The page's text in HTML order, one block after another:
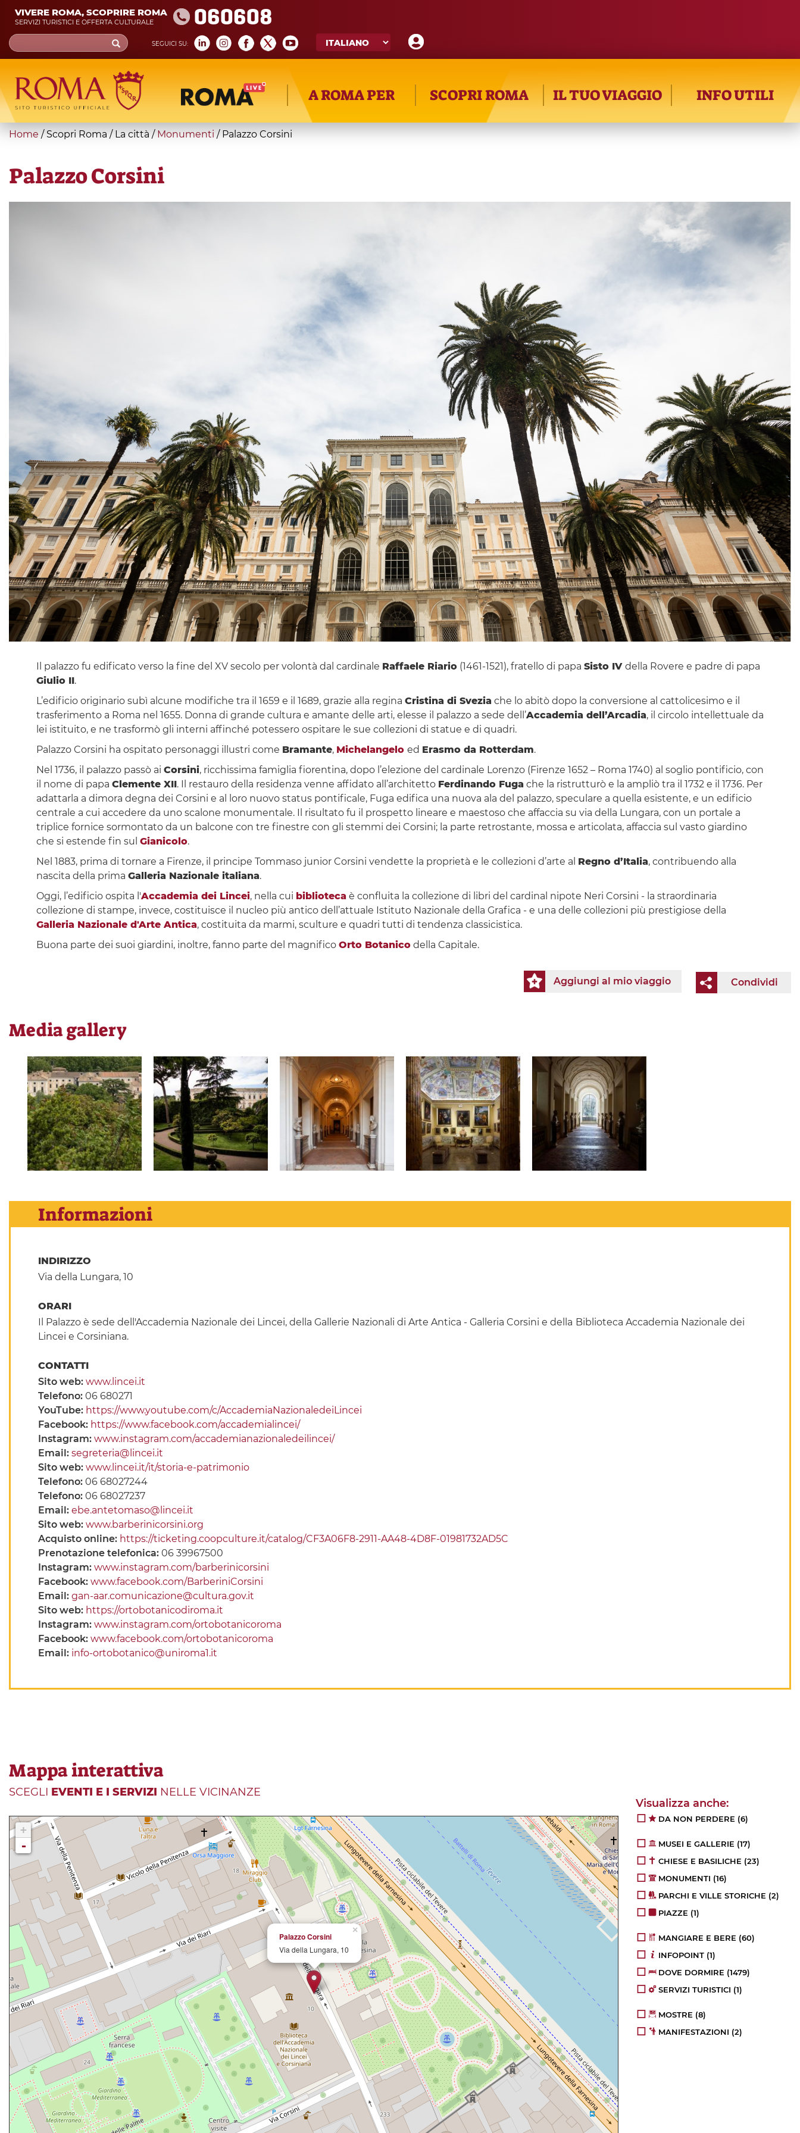
Skip
main
content
VIVERE ROMA, SCOPRIRE ROMA
SERVIZI TURISTICI E OFFERTA CULTURALE 060608
SEGUICI SU:
Search
form
Cerca
A ROMA PER SCOPRI ROMA IL TUO VIAGGIO INFO UTILI
You
here
Home / Scopri Roma / La città / Monumenti / Palazzo Corsini
Palazzo Corsini
Il palazzo fu edificato verso la fine del XV secolo per volontà dal cardinale Raffaele Riario(1461-1521), fratello di papa Sisto IV della Rovere e padre di papa
Giulio II.
L’edificio originario subì alcune modifiche tra il 1659 e il 1689, grazie alla regina Cristina di Svezia che lo abitò dopo la conversione al cattolicesimo e il
trasferimento a Roma nel 1655. Donna di grande cultura e amante delle arti, elesse il palazzo a sede dell’Accademia dell’Arcadia, il circolo intellettuale da
lei istituito, e ne trasformò gli interni affinché potessero ospitare le sue collezioni di statue e di quadri.
Palazzo Corsini ha ospitato personaggi illustri come Bramante, Michelangelo ed Erasmo da Rotterdam.
Nel 1736, il palazzo passò ai Corsini, ricchissima famiglia fiorentina, dopo l’elezione del cardinale Lorenzo (Firenze 1652 – Roma 1740) al soglio pontificio, con
il nome di papa Clemente XII. Il restauro della residenza venne affidato all’architetto Ferdinando Fuga che la ristrutturò e la ampliò tra il 1732 e il 1736. Per
adattarla a dimora degna dei Corsini e al loro nuovo status pontificale, Fuga edifica una nuova ala del palazzo, speculare a quella esistente, e un edificio
centrale a cui accedere da uno scalone monumentale. Il risultato fu il prospetto lineare e maestoso che affaccia su via della Lungara, con un portale a
triplice fornice sormontato da un balcone con tre finestre con gli stemmi dei Corsini; la parte retrostante, mossa e articolata, affaccia sul vasto giardino
che si estende fin sul Gianicolo.
Nel 1883, prima di tornare a Firenze, il principe Tommaso junior Corsini vendette la proprietà e le collezioni d’arte al Regno d’Italia, contribuendo alla
nascita della prima Galleria Nazionale italiana.
Oggi, l’edificio ospita l'Accademia dei Lincei, nella cui bibliotecaè confluita la collezione di libri del cardinal nipote Neri Corsini - la straordinaria
collezione di stampe, invece, costituisce il nucleo più antico dell’attuale Istituto Nazionale della Grafica - e una delle collezioni più prestigiose della
Galleria Nazionale d'Arte Antica, costituita da marmi, sculture e quadri tutti di tendenza classicistica.
Buona parte dei suoi giardini, inoltre, fanno parte del magnifico Orto Botanicodella Capitale.
Condividi
Aggiungi al mio viaggio
Media gallery
Informazioni
INDIRIZZO
Via della Lungara, 10
ORARI
Il Palazzo è sede dell'Accademia Nazionale dei Lincei, della Gallerie Nazionali di Arte Antica - Galleria Corsini e della Biblioteca Accademia Nazionale dei
Lincei e Corsiniana.
CONTATTI
Sito web: www.lincei.it
Telefono: 06 680271
YouTube: https://www.youtube.com/c/AccademiaNazionaledeiLincei
Facebook: https://www.facebook.com/accademialincei/
Instagram: www.instagram.com/accademianazionaledeilincei/
Email: segreteria@lincei.it
Sito web: www.lincei.it/it/storia-e-patrimonio
Telefono: 06 68027244
Telefono: 06 68027237
Email: ebe.antetomaso@lincei.it
Sito web: www.barberinicorsini.org
Acquisto online: https://ticketing.coopculture.it/catalog/CF3A06F8-2911-AA48-4D8F-01981732AD5C
Prenotazione telefonica: 06 39967500
Instagram: www.instagram.com/barberinicorsini
Facebook: www.facebook.com/BarberiniCorsini
Email: gan-aar.comunicazione@cultura.gov.it
Sito web: https://ortobotanicodiroma.it
Instagram: www.instagram.com/ortobotanicoroma
Facebook: www.facebook.com/ortobotanicoroma
Email: info-ortobotanico@uniroma1.it
Mappa interattiva
SCEGLI EVENTI E I SERVIZI NELLE VICINANZE
×
Palazzo Corsini
Via della Lungara, 10
+
-
DA NON PERDERE (6)
MUSEI E GALLERIE (17)
CHIESE E BASILICHE (23)
MONUMENTI (16)
PARCHI E VILLE STORICHE (2)
PIAZZE (1)
MANGIARE E BERE (60)
INFOPOINT (1)
DOVE DORMIRE (1479)
SERVIZI TURISTICI (1)
MOSTRE (8)
MANIFESTAZIONI (2)